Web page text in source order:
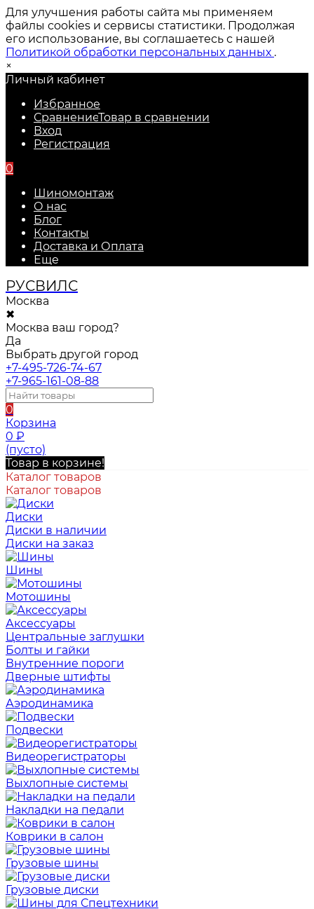
Для улучшения работы сайта мы применяем
файлы cookies и сервисы статистики. Продолжая
его использование, вы соглашаетесь с нашей
Политикой обработки персональных данных .
×
Личный кабинет
Избранное
СравнениеТовар в сравнении
Вход
Регистрация
0
Шиномонтаж
О нас
Блог
Контакты
Доставка и Оплата
Еще
РУСВИЛС
Москва
✖
Москва ваш город?
Да
Выбрать другой город
+7-495-726-74-67
+7-965-161-08-88
0
Корзина
0 ₽
(пусто)
Товар в корзине!
Каталог товаров
Каталог товаров
Диски
Диски в наличии
Диски на заказ
Шины
Мотошины
Аксессуары
Центральные заглушки
Болты и гайки
Внутренние пороги
Дверные штифты
Аэродинамика
Подвески
Видеорегистраторы
Выхлопные системы
Накладки на педали
Коврики в салон
Грузовые шины
Грузовые диски